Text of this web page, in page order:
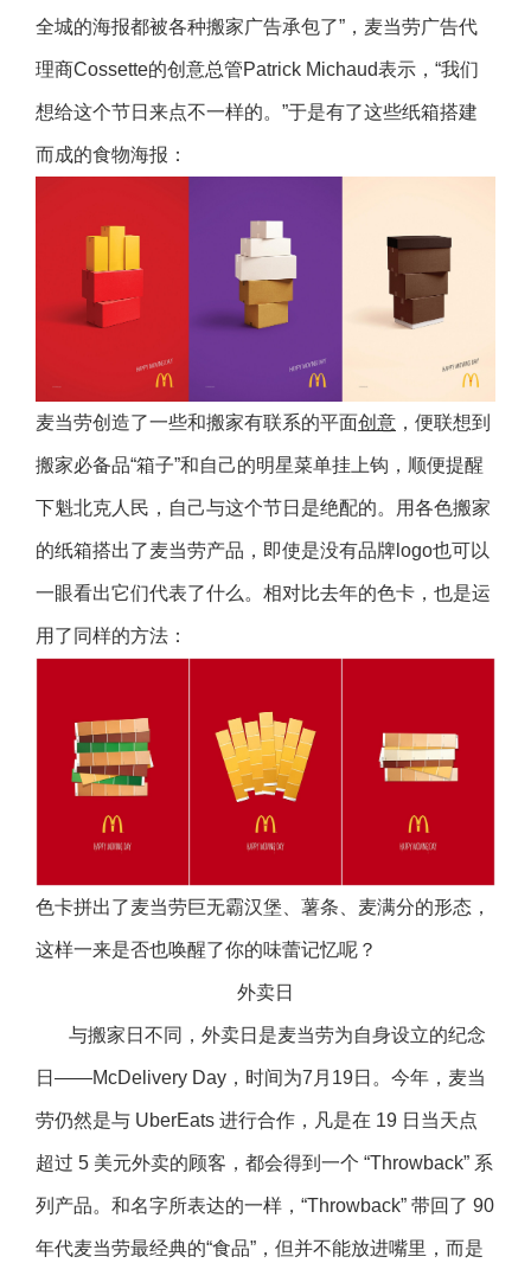
全城的海报都被各种搬家广告承包了”，麦当劳广告代
理商Cossette的创意总管Patrick Michaud表示，“我们
想给这个节日来点不一样的。”于是有了这些纸箱搭建
而成的食物海报：
麦当劳创造了一些和搬家有联系的平面创意 ，便联想到
搬家必备品“箱子”和自己的明星菜单挂上钩，顺便提醒
下魁北克人民，自己与这个节日是绝配的。用各色搬家
的纸箱搭出了麦当劳产品，即使是没有品牌logo也可以
一眼看出它们代表了什么。相对比去年的色卡，也是运
用了同样的方法：
色卡拼出了麦当劳巨无霸汉堡、薯条、麦满分的形态，
这样一来是否也唤醒了你的味蕾记忆呢？
外卖日
与搬家日不同，外卖日是麦当劳为自身设立的纪念
日——McDelivery Day，时间为7月19日。今年，麦当
劳仍然是与 UberEats 进行合作，凡是在 19 日当天点
超过 5 美元外卖的顾客，都会得到一个 “Throwback” 系
列产品。和名字所表达的一样，“Throwback” 带回了 90
年代麦当劳最经典的“食品”，但并不能放进嘴里，而是